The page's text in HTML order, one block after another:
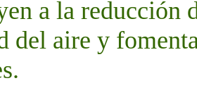
a la reducción
del aire y